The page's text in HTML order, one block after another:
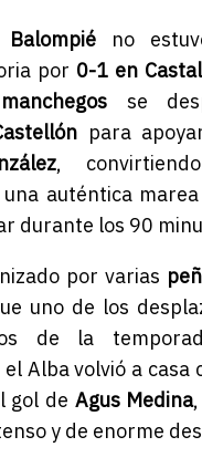
no
por 0-1 en
se
para
,
auténtica
durante los 90
por varias
uno de los
de la
Alba volvió a casa
gol de Agus Medina
y de enorme